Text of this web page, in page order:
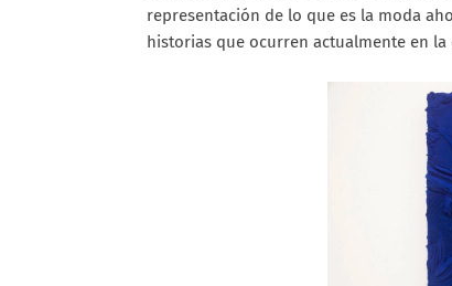
representación de lo que es la moda
historias que ocurren actualmente en